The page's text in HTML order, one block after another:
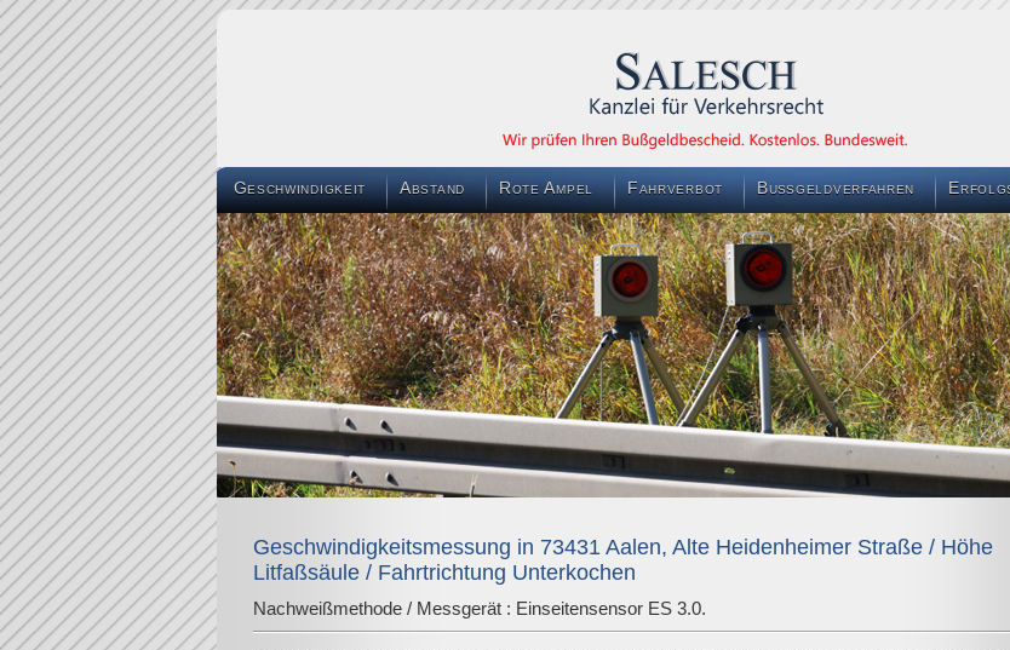
Geschwindigkeit Abstand Rote Ampel Fahrverbot Bußgeldverfahren
Geschwindigkeitsmessung in 73431 Aalen, Alte Heidenheimer Straße / Höhe
Litfaßsäule / Fahrtrichtung Unterkochen
Nachweißmethode / Messgerät : Einseitensensor ES 3.0.